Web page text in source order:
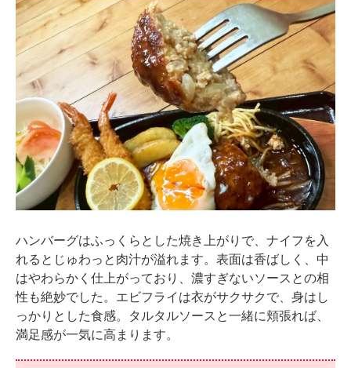
ハンバーグはふっくらとした焼き上がりで、ナイフを入
れるとじゅわっと肉汁が溢れます。表面は香ばしく、中
はやわらかく仕上がっており、濃すぎないソースとの相
性も絶妙でした。エビフライは衣がサクサクで、身はし
っかりとした食感。タルタルソースと一緒に頬張れば、
満足感が一気に高まります。